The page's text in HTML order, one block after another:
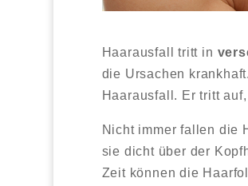
Haarausfall tritt in
die Ursachen
Haarausfall. Er tritt
Nicht immer fallen die
sie dicht über der
Zeit können die